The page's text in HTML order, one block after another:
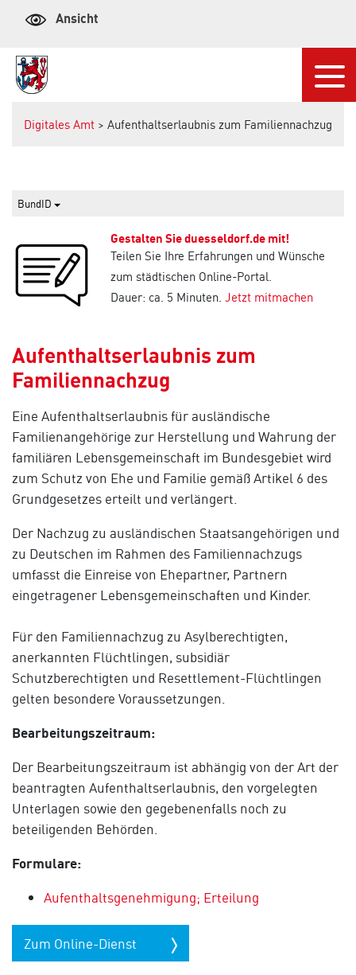
Ansicht
Digitales Amt > Aufenthaltserlaubnis zum Familiennachzug
BundID
Gestalten Sie duesseldorf.de mit!
Teilen Sie Ihre Erfahrungen und Wünsche
zum städtischen Online-Portal.
Dauer: ca. 5 Minuten. Jetzt mitmachen
Aufenthaltserlaubnis zum
Familiennachzug
Eine Aufenthaltserlaubnis für ausländische
Familienangehörige zur Herstellung und Wahrung der
familiären Lebensgemeinschaft im Bundesgebiet wird
zum Schutz von Ehe und Familie gemäß Artikel 6 des
Grundgesetzes erteilt und verlängert.
Der Nachzug zu ausländischen Staatsangehörigen und
zu Deutschen im Rahmen des Familiennachzugs
umfasst die Einreise von Ehepartner, Partnern
eingetragener Lebensgemeinschaften und Kinder.
Für den Familiennachzug zu Asylberechtigten,
anerkannten Flüchtlingen, subsidiär
Schutzberechtigten und Resettlement-Flüchtlingen
gelten besondere Voraussetzungen.
Bearbeitungszeitraum:
Der Bearbeitungszeitraum ist abhängig von der Art der
beantragten Aufenthaltserlaubnis, den vorgelegten
Unterlagen sowie den gegebenenfalls noch zu
beteiligenden Behörden.
Formulare:
Aufenthaltsgenehmigung; Erteilung
Zum Online-Dienst